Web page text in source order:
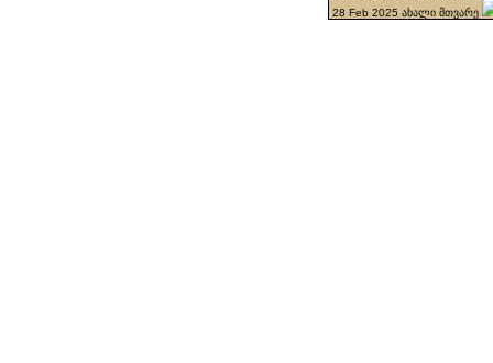
28 Feb 2025 ახალი მთვარე